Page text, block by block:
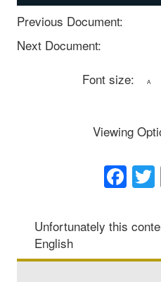
Previous Document:
Next Document:
Font size:
A
Viewing
Unfortunately this
English